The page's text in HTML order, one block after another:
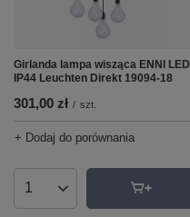
Girlanda lampa wisząca ENNI LED
IP44 Leuchten Direkt 19094-18
301,00 zł / szt.
+ Dodaj do porównania
Ilość produktów